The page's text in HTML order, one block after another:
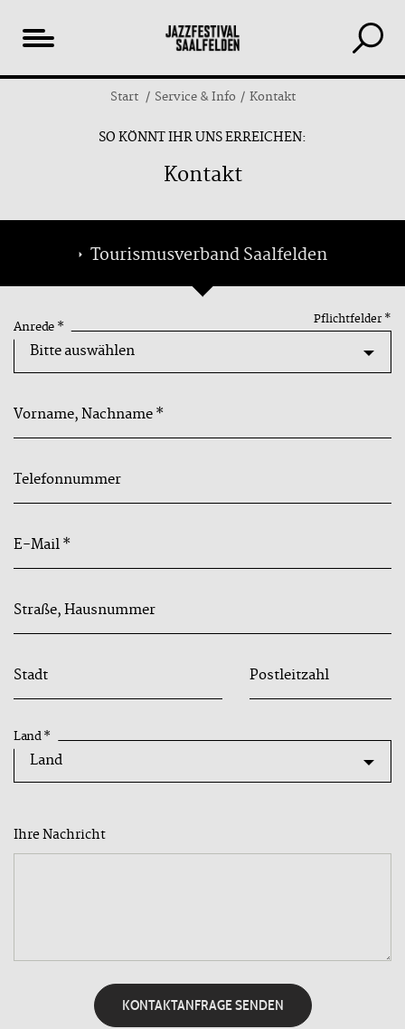
InhaltsverzeichnisStart Service & Info Kontakt
SO KÖNNT IHR UNS ERREICHEN:
Kontakt
Tourismusverband Saalfelden
Pflichtfelder*
Anrede*
Vorname, Nachname*
Telefonnummer
E-Mail*
Straße, Hausnummer
Stadt Postleitzahl
Land*
Ihre Nachricht
KONTAKTANFRAGE SENDEN